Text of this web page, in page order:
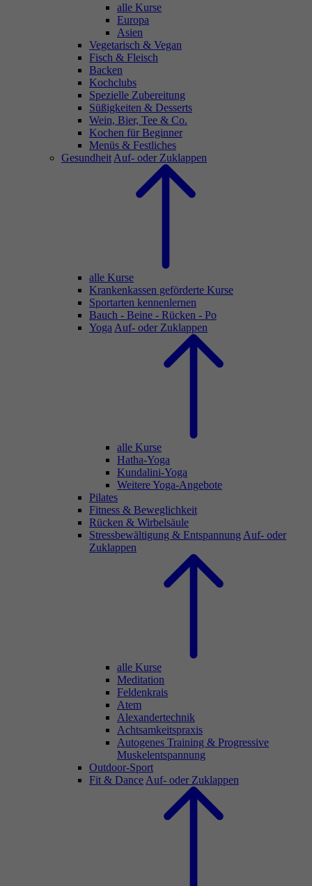
alle Kurse
Europa
Asien
Vegetarisch & Vegan
Fisch & Fleisch
Backen
Kochclubs
Spezielle Zubereitung
Süßigkeiten & Desserts
Wein, Bier, Tee & Co.
Kochen für Beginner
Menüs & Festliches
Gesundheit Auf- oder Zuklappen
alle Kurse
Krankenkassen geförderte Kurse
Sportarten kennenlernen
Bauch - Beine - Rücken - Po
Yoga Auf- oder Zuklappen
alle Kurse
Hatha-Yoga
Kundalini-Yoga
Weitere Yoga-Angebote
Pilates
Fitness & Beweglichkeit
Rücken & Wirbelsäule
Stressbewältigung & Entspannung Auf- oder
Zuklappen
alle Kurse
Meditation
Feldenkrais
Atem
Alexandertechnik
Achtsamkeitspraxis
Autogenes Training & Progressive
Muskelentspannung
Outdoor-Sport
Fit & Dance Auf- oder Zuklappen